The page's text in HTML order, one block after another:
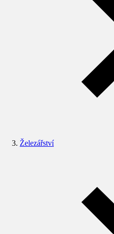
Železářství